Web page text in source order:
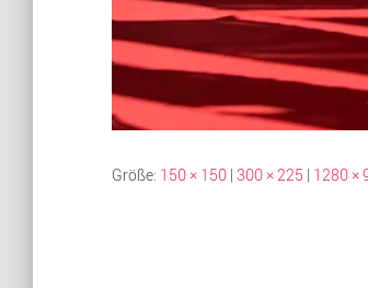
Größe: 150 × 150 | 300 × 225 | 1280 ×